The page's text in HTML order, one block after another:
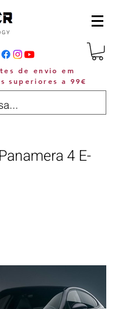
Y
de envio em
superiores a 99€
4 E-